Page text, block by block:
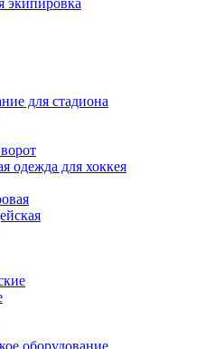
экипировка
для стадиона
одежда для хоккея
оборудование